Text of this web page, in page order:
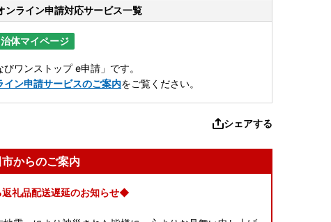
ンライン申請対応サービス一覧
治体マイページ
ワンストップ e申請」です。
イン申請サービスのご案内をご覧ください。
シェアする
からのご案内
礼品配送遅延のお知らせ◆